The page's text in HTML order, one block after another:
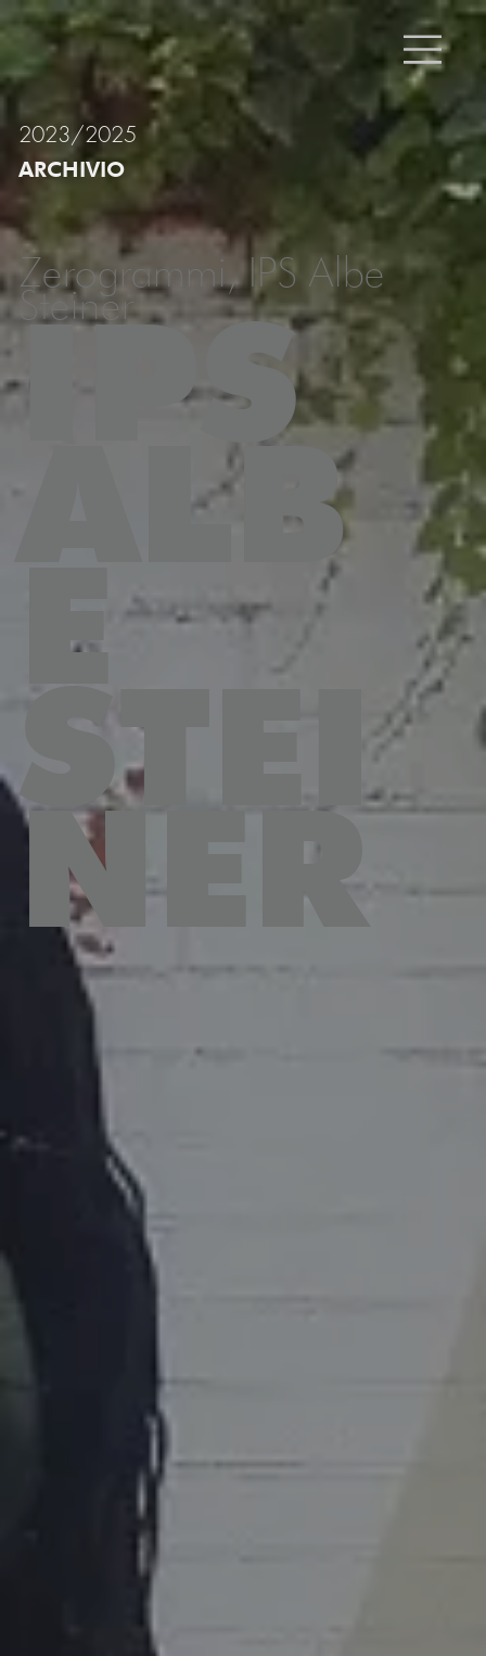
2023/2025
ARCHIVIO
Zerogrammi, IPS Albe
Steiner
IPS
ALB
E
STEI
NER